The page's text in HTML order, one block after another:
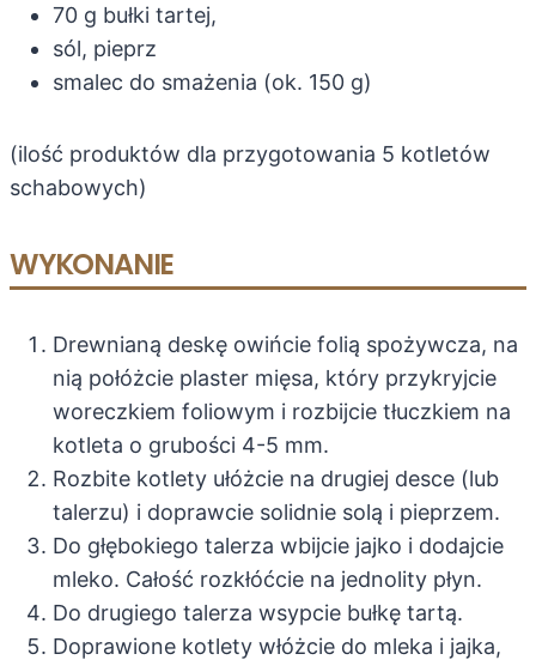
70 g bułki tartej,
sól, pieprz
smalec do smażenia (ok. 150 g)
(ilość produktów dla przygotowania 5 kotletów
schabowych)
WYKONANIE
Drewnianą deskę owińcie folią spożywcza, na
nią połóżcie plaster mięsa, który przykryjcie
woreczkiem foliowym i rozbijcie tłuczkiem na
kotleta o grubości 4-5 mm.
Rozbite kotlety ułóżcie na drugiej desce (lub
talerzu) i doprawcie solidnie solą i pieprzem.
Do głębokiego talerza wbijcie jajko i dodajcie
mleko. Całość rozkłóćcie na jednolity płyn.
Do drugiego talerza wsypcie bułkę tartą.
Doprawione kotlety włóżcie do mleka i jajka,